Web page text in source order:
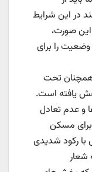
در این شرایط
صورت،
را برای
همچنان تحت
یافته است.
و عدم تعادل
برای مسکن
رکود شدیدی
شعار